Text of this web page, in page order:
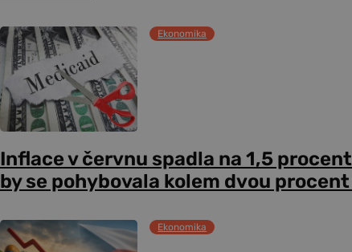
Ekonomika
Inflace v červnu spadla na 1,5
by se pohybovala kolem dvou
Ekonomika